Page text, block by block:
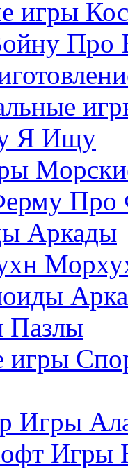
Про
Я Ищу
Про
Аркады
Пазлы
Игры
Игры